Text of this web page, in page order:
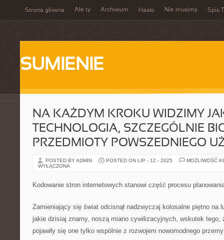
Strona główna Ale ty Archiwum Hasło Nie musimy Spis
SUMIENIE
NA KAŻDYM KROKU WIDZIMY
TECHNOLOGIA, SZCZEGÓLNIE
PRZEDMIOTY POWSZEDNIEGO
POSTED BY ADMIN POSTED ON LIP - 12 - 2025
MOŻLIWOŚĆ
WYŁĄCZONA
Kodowanie stron internetowych stanowi część procesu
Zamieniający się świat odcisnął nadzwyczaj kolosalne piętno na
jakie dzisiaj znamy, noszą miano cywilizacyjnych, wskutek tego,
pojawiły się one tylko wspólnie z rozwojem nowomodnego